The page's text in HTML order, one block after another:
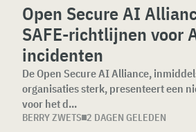
Open Secure AI
SAFE-richtlijnen voor
incidenten
De Open Secure AI Alliance,
organisaties sterk, presenteert een
voor het d...
BERRY ZWETS 2 DAGEN GELEDEN